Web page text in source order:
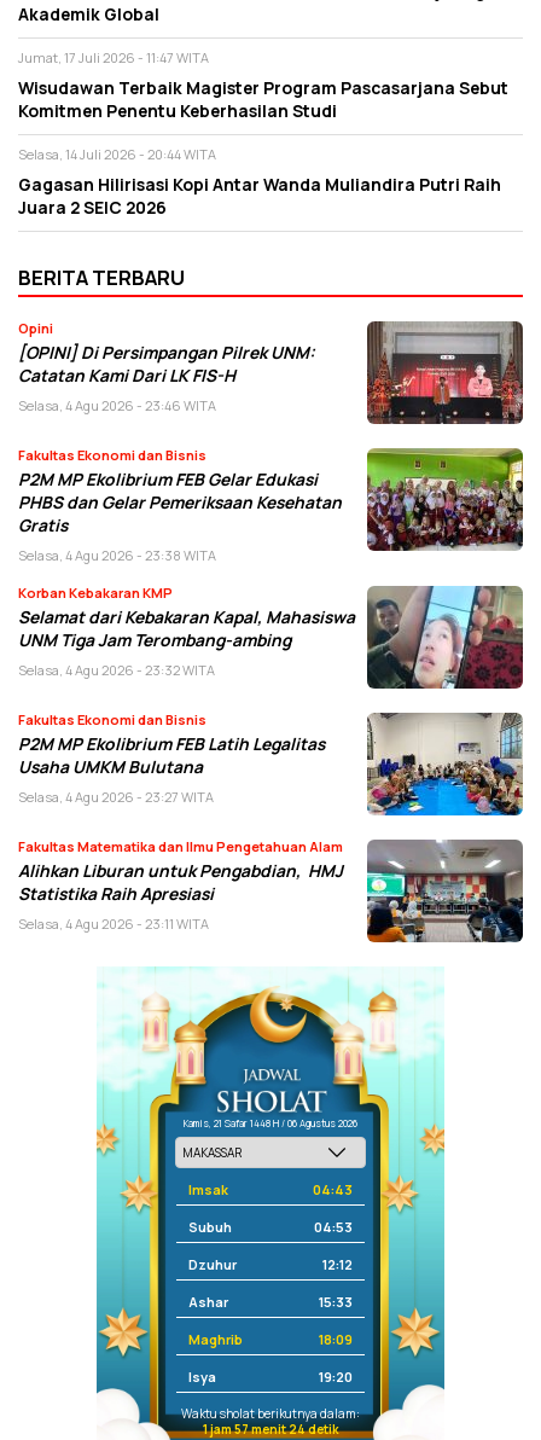
Akademik Global
Jumat, 17 Juli 2026 - 11:47 WITA
Wisudawan Terbaik Magister Program Pascasarjana Sebut
Komitmen Penentu Keberhasilan Studi
Selasa, 14 Juli 2026 - 20:44 WITA
Gagasan Hilirisasi Kopi Antar Wanda Muliandira Putri Raih
Juara 2 SEIC 2026
BERITA TERBARU
Opini
[OPINI] Di Persimpangan Pilrek UNM:
Catatan Kami Dari LK FIS-H
Selasa, 4 Agu 2026 - 23:46 WITA
Fakultas Ekonomi dan Bisnis
P2M MP Ekolibrium FEB Gelar Edukasi
PHBS dan Gelar Pemeriksaan Kesehatan
Gratis
Selasa, 4 Agu 2026 - 23:38 WITA
Korban Kebakaran KMP
Selamat dari Kebakaran Kapal, Mahasiswa
UNM Tiga Jam Terombang-ambing
Selasa, 4 Agu 2026 - 23:32 WITA
Fakultas Ekonomi dan Bisnis
P2M MP Ekolibrium FEB Latih Legalitas
Usaha UMKM Bulutana
Selasa, 4 Agu 2026 - 23:27 WITA
Fakultas Matematika dan Ilmu Pengetahuan Alam
Alihkan Liburan untuk Pengabdian, HMJ
Statistika Raih Apresiasi
Selasa, 4 Agu 2026 - 23:11 WITA
Kamis, 21 Safar 1448 H / 06 Agustus 2026
Imsak 04:43
Subuh 04:53
Dzuhur 12:12
Ashar 15:33
Maghrib 18:09
Isya 19:20
Waktu sholat berikutnya dalam:
1 jam 57 menit 24 detik